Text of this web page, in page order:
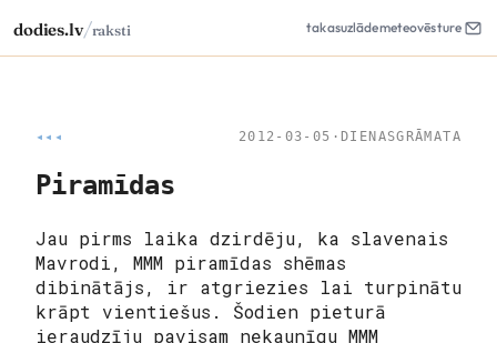
dodies.lv/raksti takasuzlādemeteovēsture
◂◂◂ 2012-03-05 · DIENASGRĀMATA
Piramīdas
Jau pirms laika dzirdēju, ka slavenais
Mavrodi, MMM piramīdas shēmas
dibinātājs, ir atgriezies lai turpinātu
krāpt vientiešus. Šodien pieturā
ieraudzīju pavisam nekaunīgu MMM